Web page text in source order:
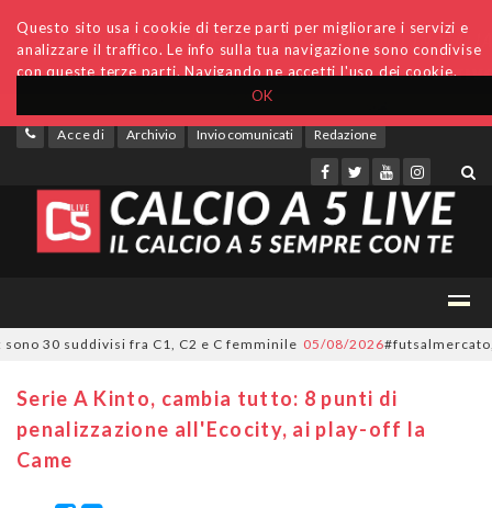
OK
Questo sito usa i cookie di terze parti per migliorare i servizi e
analizzare il traffico. Le info sulla tua navigazione sono condivise
con queste terze parti. Navigando ne accetti l'uso dei cookie.
Accedi Archivio Invio comunicati Redazione
30 suddivisi fra C1, C2 e C femminile 05/08/2026#futsalmercato,
Serie A Kinto, cambia tutto: 8 punti di
penalizzazione all'Ecocity, ai play-off la
Came